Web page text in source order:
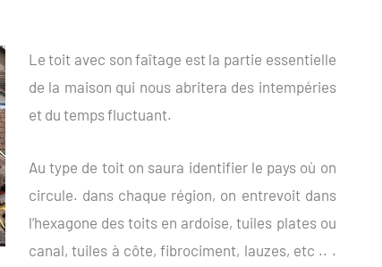
Le toit avec son faîtage est la partie essentielle
de la maison qui nous abritera des intempéries
et du temps fluctuant.
Au type de toit on saura identifier le pays où on
circule. dans chaque région, on entrevoit dans
l’hexagone des toits en ardoise, tuiles plates ou
canal, tuiles à côte, fibrociment, lauzes, etc .. .